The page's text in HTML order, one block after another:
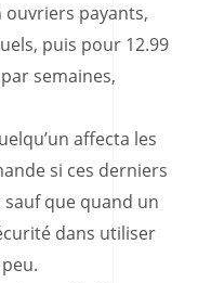
ouvriers payants,
puis pour 12.99
semaines,
affecta les
si ces derniers
que quand un
dans utiliser